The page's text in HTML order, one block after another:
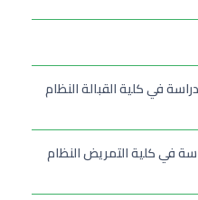
في كلية القبالة النظام
في كلية التمريض النظام